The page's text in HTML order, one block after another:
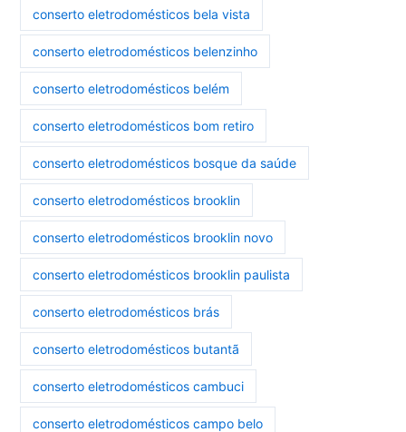
conserto eletrodomésticos bela vista
conserto eletrodomésticos belenzinho
conserto eletrodomésticos belém
conserto eletrodomésticos bom retiro
conserto eletrodomésticos bosque da saúde
conserto eletrodomésticos brooklin
conserto eletrodomésticos brooklin novo
conserto eletrodomésticos brooklin paulista
conserto eletrodomésticos brás
conserto eletrodomésticos butantã
conserto eletrodomésticos cambuci
conserto eletrodomésticos campo belo